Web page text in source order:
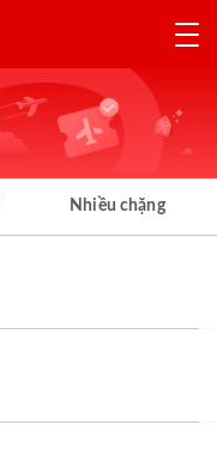
Nhiều chặng